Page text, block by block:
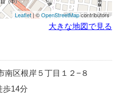
Leaflet| ©OpenStreetMapcontributors
大きな地図で見る
南区根岸５丁目１２−８
歩14分